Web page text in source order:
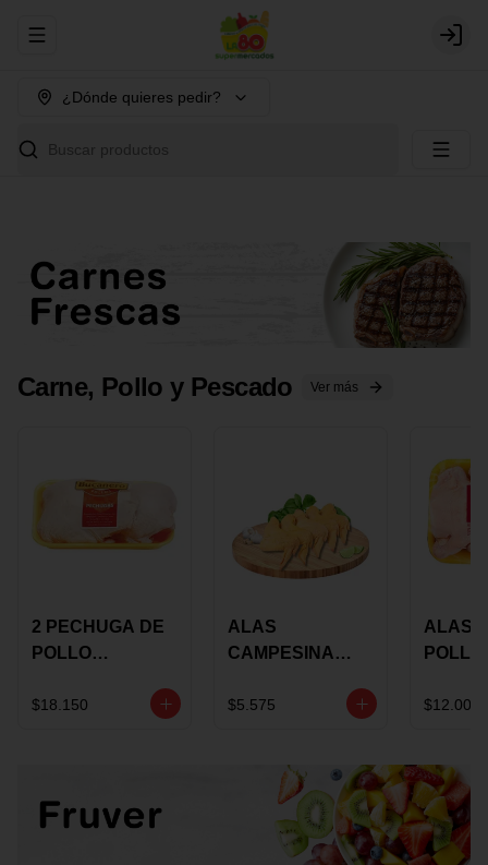
Abrir menu de navegación Login
¿Dónde quieres pedir?
Buscar productos
Carne, Pollo y Pescado Ver más
2 PECHUGA DE
POLLO
MARINADA X
$18.150
ALAS
CAMPESINA
COSTILLAR A
$5.575
ALAS
POLLO
$12.000